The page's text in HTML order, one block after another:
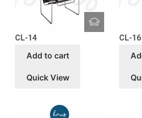
CL-14
Add to cart
Quick View
CL-16